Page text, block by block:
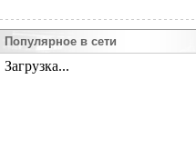
Популярное в сети